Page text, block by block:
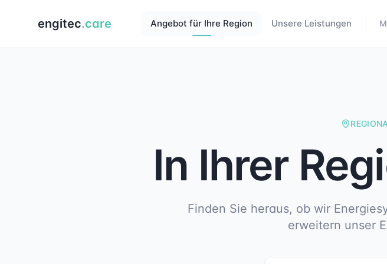
engitec.care Angebot für Ihre Region Unsere Leistungen
In Ihrer
Finden Sie heraus, ob wir
erweitern unser